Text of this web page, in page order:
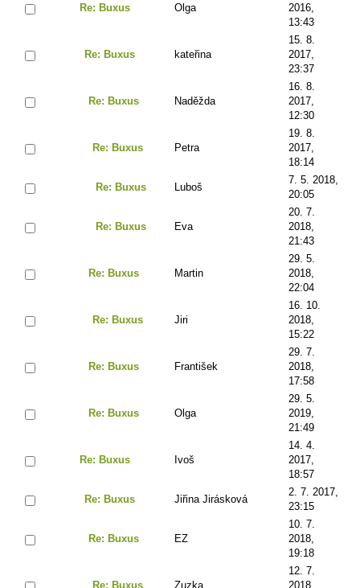
Re: Buxus Olga
2016,
13:43
Re: Buxus kateřina
15. 8.
2017,
23:37
Re: Buxus Naděžda
16. 8.
2017,
12:30
Re: Buxus Petra
19. 8.
2017,
18:14
Re: Buxus Luboš
7. 5. 2018,
20:05
Re: Buxus Eva
20. 7.
2018,
21:43
Re: Buxus Martin
29. 5.
2018,
22:04
Re: Buxus Jiri
16. 10.
2018,
15:22
Re: Buxus František
29. 7.
2018,
17:58
Re: Buxus Olga
29. 5.
2019,
21:49
Re: Buxus Ivoš
14. 4.
2017,
18:57
Re: Buxus Jiřina Jirásková
2. 7. 2017,
23:15
Re: Buxus EZ
10. 7.
2018,
19:18
Re: Buxus Zuzka
12. 7.
2018,